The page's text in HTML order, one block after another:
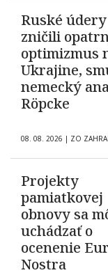
Ruské
zničili
optimizmus
Ukrajine,
nemecký
Röpcke
08. 08. 2026 | ZO
Projekty
pamiatkovej
obnovy sa
uchádzať o
ocenenie
Nostra